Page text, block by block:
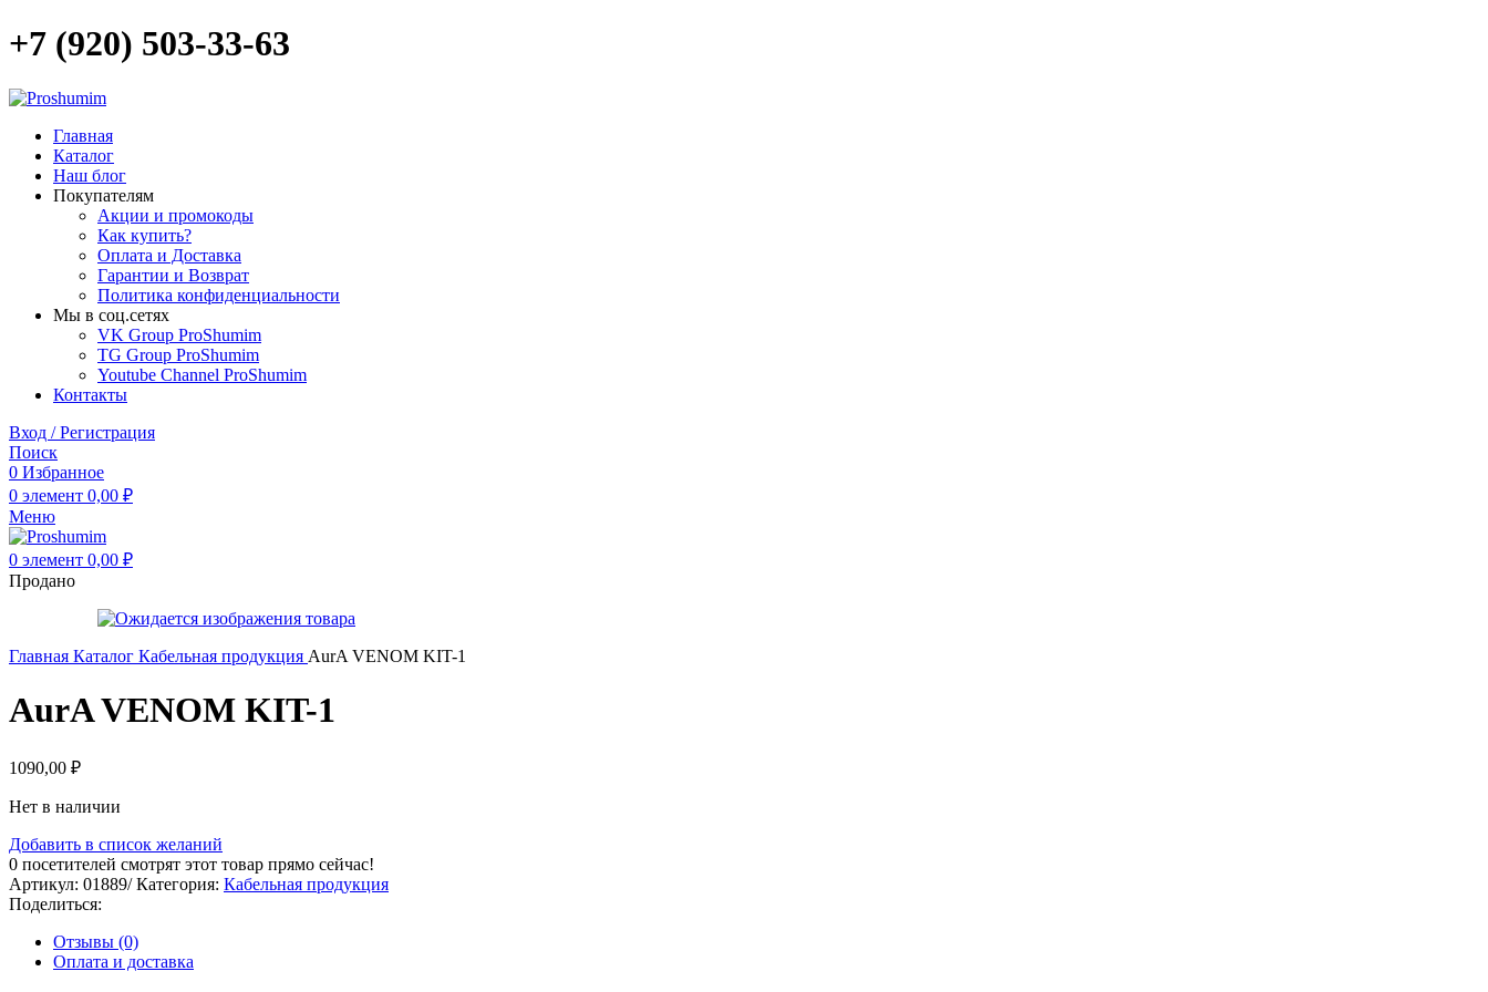
+7 (920) 503-33-63
Главная
Каталог
Наш блог
Покупателям
Акции и промокоды
Как купить?
Оплата и Доставка
Гарантии и Возврат
Политика конфиденциальности
Мы в соц.сетях
VK Group ProShumim
TG Group ProShumim
Youtube Channel ProShumim
Контакты
Вход / Регистрация
Поиск
0 Избранное
0 элемент 0,00 ₽
Меню
0 элемент 0,00 ₽
Продано
Главная Каталог Кабельная продукция AurA VENOM KIT-1
AurA VENOM KIT-1
1090,00 ₽
Нет в наличии
Добавить в список желаний
0 посетителей смотрят этот товар прямо сейчас!
Артикул: 01889/Категория: Кабельная продукция
Поделиться:
Отзывы (0)
Оплата и доставка